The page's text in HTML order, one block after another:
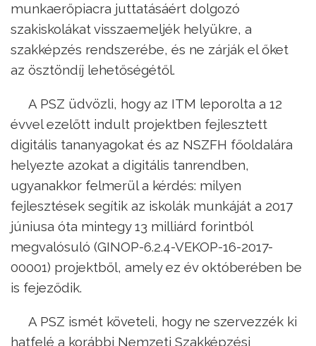
munkaerőpiacra juttatásáért dolgozó
szakiskolákat visszaemeljék helyükre, a
szakképzés rendszerébe, és ne zárják el őket
az ösztöndíj lehetőségétől.
A PSZ üdvözli, hogy az ITM leporolta a 12
évvel ezelőtt indult projektben fejlesztett
digitális tananyagokat és az NSZFH főoldalára
helyezte azokat a digitális tanrendben,
ugyanakkor felmerül a kérdés: milyen
fejlesztések segítik az iskolák munkáját a 2017
júniusa óta mintegy 13 milliárd forintból
megvalósuló (GINOP-6.2.4-VEKOP-16-2017-
00001) projektből, amely ez év októberében be
is fejeződik.
A PSZ ismét követeli, hogy ne szervezzék ki
hatfelé a korábbi Nemzeti Szakképzési